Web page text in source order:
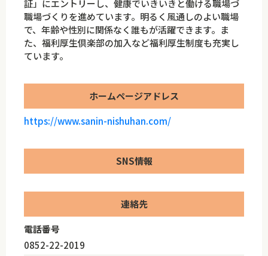
証」にエントリーし、健康でいきいきと働ける職場づ
職場づくりを進めています。明るく風通しのよい職場
で、年齢や性別に関係なく誰もが活躍できます。ま
た、福利厚生倶楽部の加入など福利厚生制度も充実し
ています。
ホームページアドレス
https://www.sanin-nishuhan.com/
SNS情報
連絡先
電話番号
0852-22-2019